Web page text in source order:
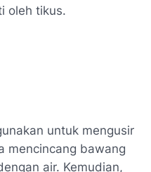
oleh tikus.
untuk mengusir
mencincang bawang
air. Kemudian,